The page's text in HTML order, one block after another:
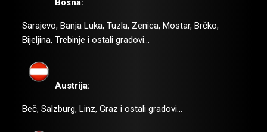
Bosna:
Sarajevo, Banja Luka, Tuzla, Zenica, Mostar, Brčko,
Bijeljina, Trebinje i ostali gradovi…
Austrija:
Beč, Salzburg, Linz, Graz i ostali gradovi…